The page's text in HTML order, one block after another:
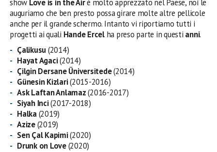
show Love is in the Airè molto apprezzato nel Paese, noi le
auguriamo che ben presto possa girare molte altre pellicole
anche per il grande schermo. Intanto vi riportiamo tutti i
progetti ai quali Hande Ercelha preso parte in questi anni.
Çalikusu(2014)
Hayat Agaci(2014)
Çilgin Dersane Üniversitede(2014)
Günesin Kizlari(2015-2016)
Ask Laftan Anlamaz(2016-2017)
Siyah Inci(2017-2018)
Halka(2019)
Azize(2019)
Sen Çal Kapimi(2020)
Drunk on Love(2020)